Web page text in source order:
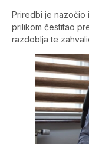
Priredbi je nazočio i
prilikom čestitao
razdoblja te